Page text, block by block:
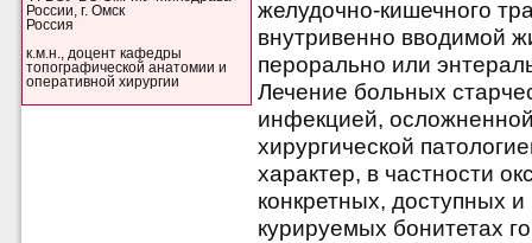
России, г. Омск
Россия
к.м.н., доцент кафедры
топографической анатомии и
оперативной хирургии
желудочно-кишечного
внутривенно вводимой
перорально или
Лечение больных
инфекцией,
хирургической
характер, в частности
конкретных, доступных
курируемых бонитетах